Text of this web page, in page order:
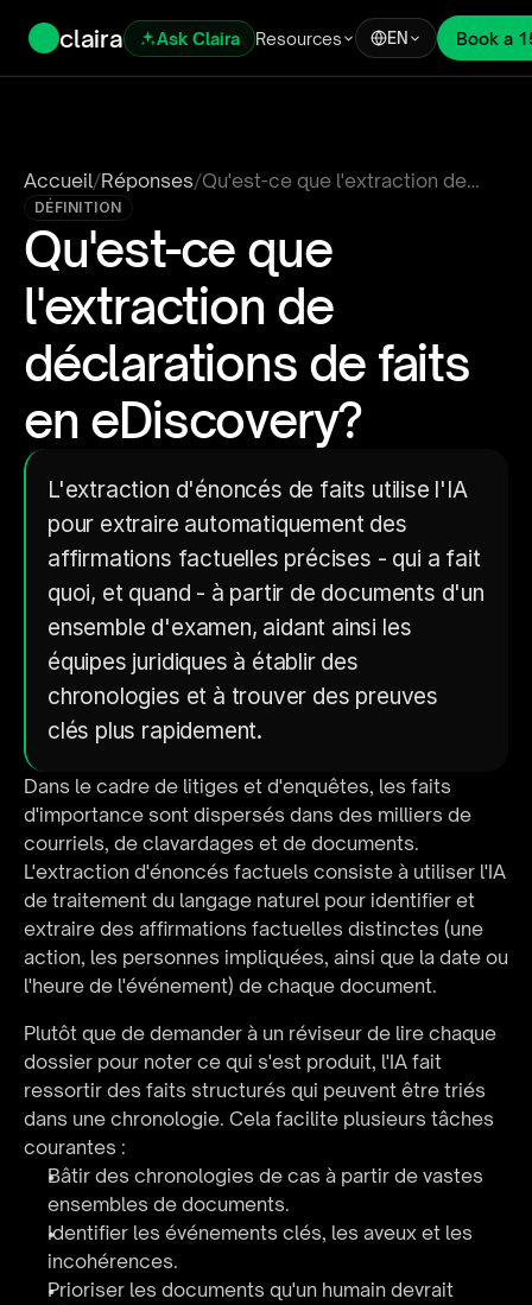
claira Ask Claira Resources EN Book a
Accueil/Réponses/Qu'est-ce que l'extraction de
eDiscovery?
DÉFINITION
Qu'est-ce que
l'extraction de
déclarations de faits
en eDiscovery?
L'extraction d'énoncés de faits utilise l'IA
pour extraire automatiquement des
affirmations factuelles précises - qui a fait
quoi, et quand - à partir de documents d'un
ensemble d'examen, aidant ainsi les
équipes juridiques à établir des
chronologies et à trouver des preuves
clés plus rapidement.
Dans le cadre de litiges et d'enquêtes, les faits
d'importance sont dispersés dans des milliers de
courriels, de clavardages et de documents.
L'extraction d'énoncés factuels consiste à utiliser l'IA
de traitement du langage naturel pour identifier et
extraire des affirmations factuelles distinctes (une
action, les personnes impliquées, ainsi que la date ou
l'heure de l'événement) de chaque document.
Plutôt que de demander à un réviseur de lire chaque
dossier pour noter ce qui s'est produit, l'IA fait
ressortir des faits structurés qui peuvent être triés
dans une chronologie. Cela facilite plusieurs tâches
courantes :
Bâtir des chronologies de cas à partir de vastes
ensembles de documents.
Identifier les événements clés, les aveux et les
incohérences.
Prioriser les documents qu'un humain devrait